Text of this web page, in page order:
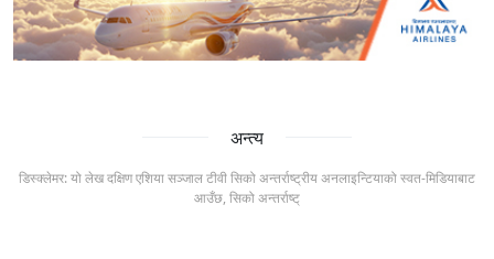
अन्त्य
डिस्क्लेमर: यो लेख दक्षिण एशिया सञ्जाल टीवी सिको अन्तर्राष्ट्रीय अनलाइन्टियाको स्वत-मिडियाबाट
आउँछ, सिको अन्तर्राष्ट्